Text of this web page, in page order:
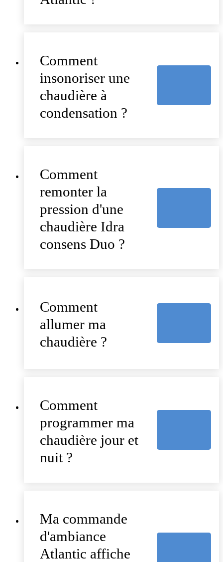
Comment
insonoriser une
chaudière à
condensation ?
Comment
remonter la
pression d'une
chaudière Idra
consens Duo ?
Comment
allumer ma
chaudière ?
Comment
programmer ma
chaudière jour et
nuit ?
Ma commande
d'ambiance
Atlantic affiche